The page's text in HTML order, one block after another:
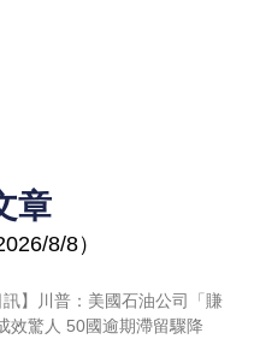
章
8/8）
】川普：美國石油公司「賺
效驚人 50國逾期滯留驟降